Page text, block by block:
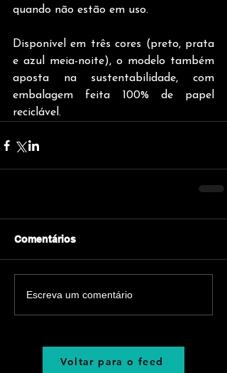
quando não estão em uso.
Disponível em três cores (preto, prata
e azul meia-noite), o modelo também
aposta na sustentabilidade, com
embalagem feita 100% de papel
reciclável.
Comentários
Escreva um comentário
Voltar para o feed